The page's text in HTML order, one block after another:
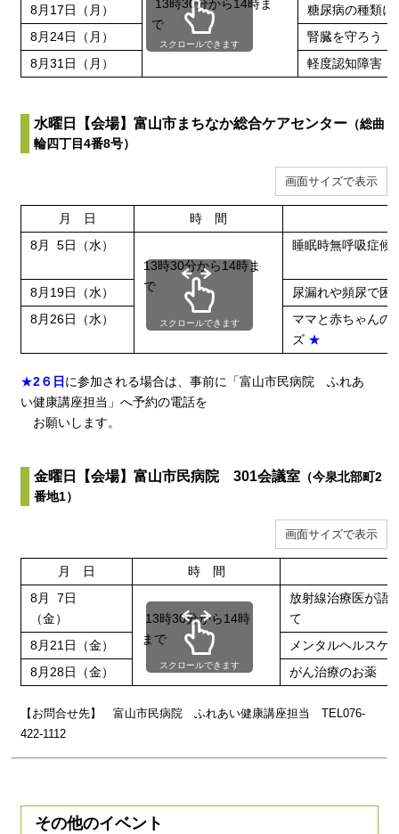
13時30分から14時ま
で
8月17日（月）
糖尿病の
8月24日（月）
腎臓を守ろう
8月31日（月）
軽度認知障害
スクロールできます
水曜日【会場】富山市まちなか総合ケアセンター （総曲
輪四丁目4番8号）
画面サイズで表示
月 日
時 間
8月 5日（水）
13時30分から14時ま
で
睡眠時無呼吸症
8月19日（水）
尿漏れや頻尿
8月26日（水）
ママと赤ちゃんの
ズ ★
スクロールできます
★2６日 に参加される場合は、事前に「富山市民病院 ふれあ
い健康講座担当」へ予約の電話を
お願いします。
金曜日【会場】富山市民病院 301会議室 （今泉北部町2
番地1）
画面サイズで表示
月 日 時 間
8月 7日
（金）
13時30分から14時
まで
放射線治療医が語
て
8月21日（金）
メンタルヘル
8月28日（金）
がん治療のお薬
スクロールできます
【お問合せ先】 富山市民病院 ふれあい健康講座担当 TEL076-
422-1112
その他のイベント